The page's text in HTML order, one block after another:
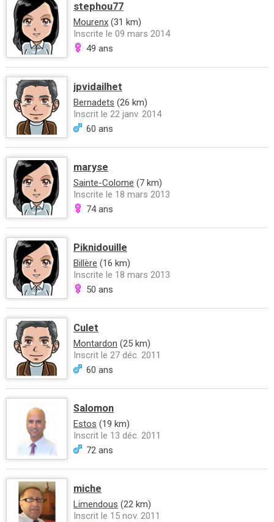
stephou77
Mourenx (31 km)
Inscrite le 09 mars 2014
49 ans
jpvidailhet
Bernadets (26 km)
Inscrit le 22 janv. 2014
60 ans
maryse
Sainte-Colome (7 km)
Inscrite le 18 mars 2013
74 ans
Piknidouille
Billère (16 km)
Inscrite le 18 mars 2013
50 ans
Culet
Montardon (25 km)
Inscrit le 27 déc. 2011
60 ans
Salomon
Estos (19 km)
Inscrit le 13 déc. 2011
72 ans
miche
Limendous (22 km)
Inscrit le 15 nov. 2011